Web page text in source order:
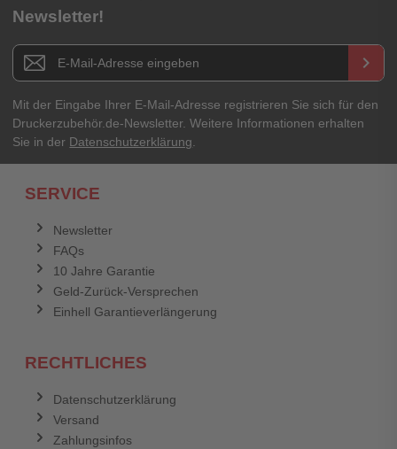
Titel**
E-Mail-Adresse
Ihr Passwort
Newsletter!
Newsletter E-Mail Adresse keyboard_arrow_right
Mit der Eingabe Ihrer E-Mail-Adresse registrieren Sie sich für den
Druckerzubehör.de-Newsletter. Weitere Informationen erhalten
Sie in der Datenschutzerklärung
SERVICE
Newsletter
FAQs
10 Jahre Garantie
Geld-Zurück-Versprechen
Einhell Garantieverlängerung
RECHTLICHES
Datenschutzerklärung
Versand
Zahlungsinfos